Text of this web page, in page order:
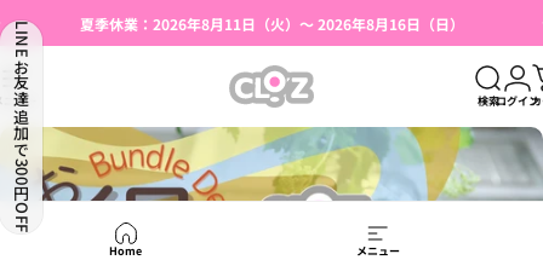
夏季休業：2026年8月11日（火）～ 2026年8月16日（日）
【本店限定】会員登録で500円OFFクーポン
湯たんぽ使用上のご注意（はじめての方へ）
スライドショーを一時停止
ュー CLO'Z｜クロッツ公式 検索ログイン
Home メニュー
LINEお友達追加で300円OFF